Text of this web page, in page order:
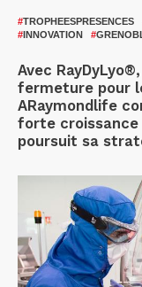
#TROPHEESPRESENCES
#INNOVATION #
Avec
fermeture pour
ARaymondlife
forte croissance
poursuit sa